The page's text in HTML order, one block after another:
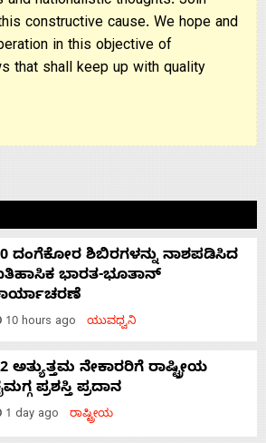
constructive cause. We hope and
in this objective of
that shall keep up with quality
ದಂಗೆಕೋರ ಶಿಬಿರಗಳನ್ನು ನಾಶಪಡಿಸಿದ
ಭಾರತ-ಭೂತಾನ್
10 hours ago ಯುವಧ್ವನಿ
ಅತ್ಯುತ್ತಮ ನೇಕಾರರಿಗೆ ರಾಷ್ಟ್ರೀಯ
ಪ್ರಶಸ್ತಿ ಪ್ರದಾನ
1 day ago ರಾಷ್ಟ್ರೀಯ